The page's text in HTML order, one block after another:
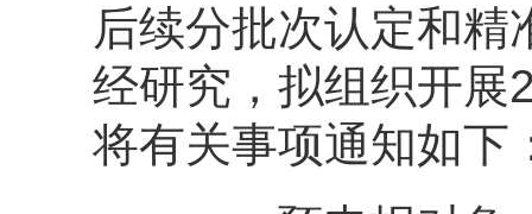
后续分批次认定和
经研究，拟组织开展
将有关事项通知如下